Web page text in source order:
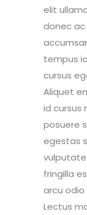
elit
donec ac
tempus
cursus
Aliquet
id cursus
posuere
egestas
fringilla
arcu
Lectus